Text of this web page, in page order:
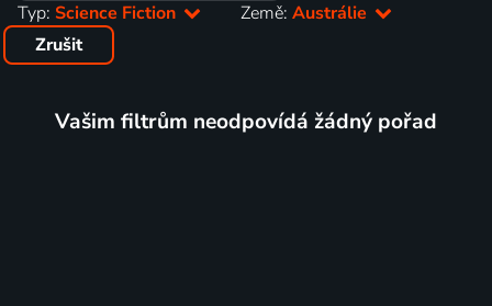
Typ: Science Fiction Země:Austrálie
Zrušit
Vašim filtrům neodpovídá žádný pořad